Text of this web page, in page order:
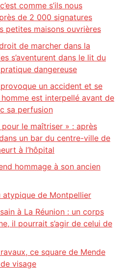
comme s’ils nous
de 2 000 signatures
petites maisons ouvrières
de marcher dans la
s’aventurent dans le lit du
dangereuse
un accident et se
est interpellé avant de
sa perfusion
le maîtriser » : après
un bar du centre-ville de
à l’hôpital
hommage à son ancien
de Montpellier
à La Réunion : un corps
il pourrait s’agir de celui de
ce square de Mende
visage